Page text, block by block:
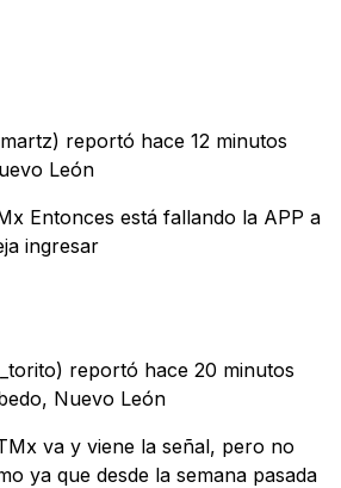
reportó hace 12 minutos
León
Entonces está fallando la APP a
ingresar
reportó hace 20 minutos
Nuevo León
va y viene la señal, pero no
ya que desde la semana pasada